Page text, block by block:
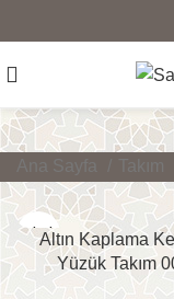
Ana Sayfa
BITTIAltın Kaplama
Yüzük Takım